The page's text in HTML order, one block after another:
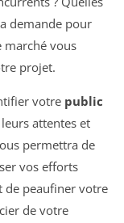
demande pour
marché vous
projet.
votre public
attentes et
permettra de
vos efforts
de peaufiner votre
de votre